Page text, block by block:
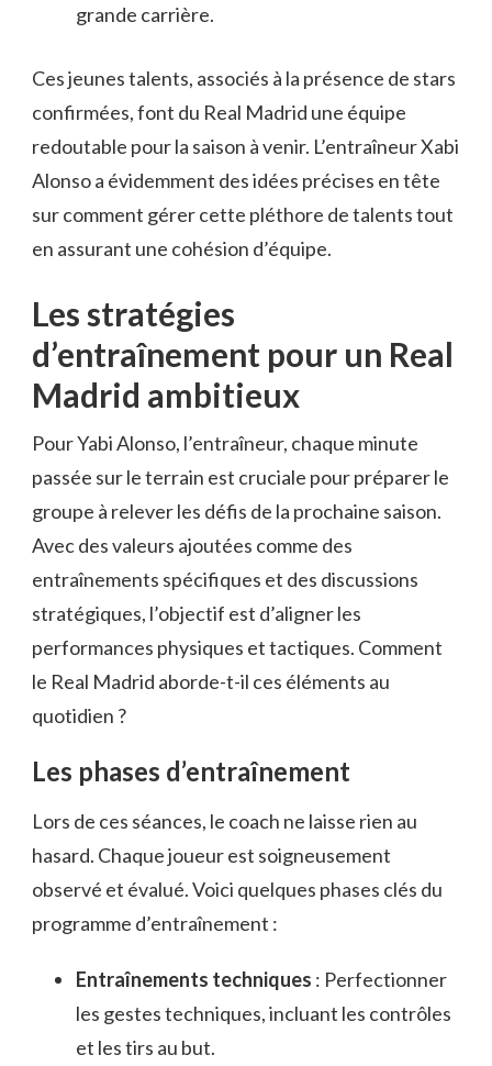
grande carrière.
Ces jeunes talents, associés à la présence de stars
confirmées, font du Real Madrid une équipe
redoutable pour la saison à venir. L’entraîneur Xabi
Alonso a évidemment des idées précises en tête
sur comment gérer cette pléthore de talents tout
en assurant une cohésion d’équipe.
Les stratégies
d’entraînement pour un Real
Madrid ambitieux
Pour Yabi Alonso, l’entraîneur, chaque minute
passée sur le terrain est cruciale pour préparer le
groupe à relever les défis de la prochaine saison.
Avec des valeurs ajoutées comme des
entraînements spécifiques et des discussions
stratégiques, l’objectif est d’aligner les
performances physiques et tactiques. Comment
le Real Madrid aborde-t-il ces éléments au
quotidien ?
Les phases d’entraînement
Lors de ces séances, le coach ne laisse rien au
hasard. Chaque joueur est soigneusement
observé et évalué. Voici quelques phases clés du
programme d’entraînement :
Entraînements techniques : Perfectionner
les gestes techniques, incluant les contrôles
et les tirs au but.